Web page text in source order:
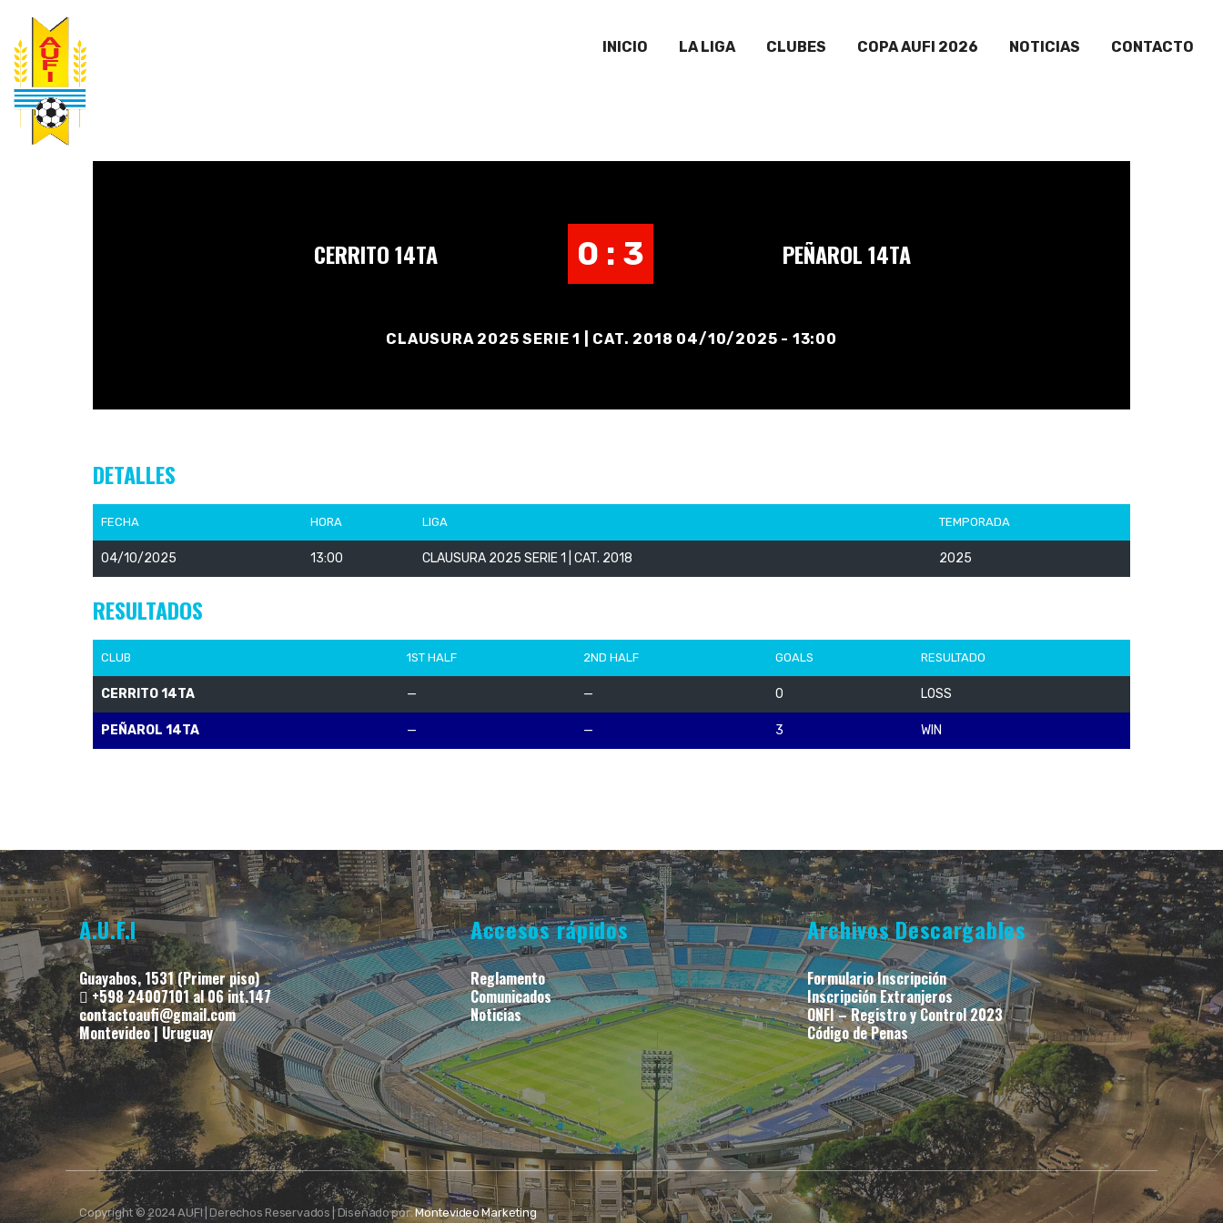
INICIO LA LIGA CLUBES COPA AUFI 2026 NOTICIAS CONTACTO
CERRITO 14TA 0 : 3 PEÑAROL 14TA
CLAUSURA 2025 SERIE 1 | CAT. 2018 04/10/2025 - 13:00
DETALLES
FECHA HORA LIGA TEMPORADA
04/10/2025 13:00 CLAUSURA 2025 SERIE 1 | CAT. 2018 2025
RESULTADOS
CLUB 1ST HALF 2ND HALF GOALS RESULTADO
CERRITO 14TA — — 0 LOSS
PEÑAROL 14TA — — 3 WIN
A.U.F.I
Guayabos, 1531 (Primer piso)
+598 24007101 al 06 int.147
contactoaufi@gmail.com
Montevideo | Uruguay
Accesos rápidos
Reglamento
Comunicados
Noticias
Archivos Descargables
Formulario Inscripción
Inscripción Extranjeros
ONFI – Registro y Control 2023
Código de Penas
Copyright © 2024 AUFI | Derechos Reservados | Diseñado por:Montevideo Marketing